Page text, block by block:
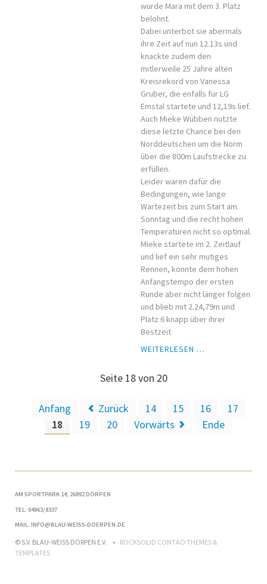
wurde Mara mit dem 3. Platz
belohnt.
Dabei unterbot sie abermals
ihre Zeit auf nun 12.13s und
knackte zudem den
mitlerweile 25 Jahre alten
Kreisrekord von Vanessa
Gruber, die enfalls für LG
Emstal startete und 12,19s lief.
Auch Mieke Wübben nutzte
diese letzte Chance bei den
Norddeutschen um die Norm
über die 800m Laufstrecke zu
erfüllen.
Leider waren dafür die
Bedingungen, wie lange
Wartezeit bis zum Start am
Sonntag und die recht hohen
Temperaturen nicht so optimal.
Mieke startete im 2. Zeitlauf
und lief ein sehr mutiges
Rennen, konnte dem hohen
Anfangstempo der ersten
Runde aber nicht länger folgen
und blieb mit 2.24,79m und
Platz 6 knapp über ihrer
Bestzeit
WEITERLESEN …
FÜR
JUGEND
Seite 18 von 20
Anfang Zurück 14 15 16
17
18
19 20 Vorwärts Ende
AM SPORTPARK 14, 26892 DÖRPEN
TEL: 04963/8337
MAIL: INFO@BLAU-WEISS-DOERPEN.DE
© S.V. BLAU-WEISS DÖRPEN E.V.
ROCKSOLID CONTAO THEMES &
TEMPLATES